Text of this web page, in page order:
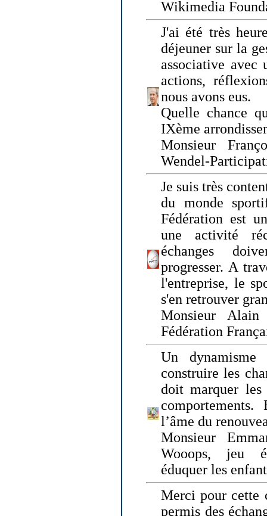
Wikimedia
J'ai été très
déjeuner sur la
associative avec
actions,
nous avons eus.
Quelle chance
IXème
Monsieur
Wendel-
Je suis très
du monde
Fédération est
une activité
échanges
progresser. A
l'entreprise, le
s'en retrouver
Monsieur
Fédération
Un dynamisme
construire les
doit marquer les
l’âme du
Monsieur
Wooops, jeu
éduquer les
Merci pour cette
permis des